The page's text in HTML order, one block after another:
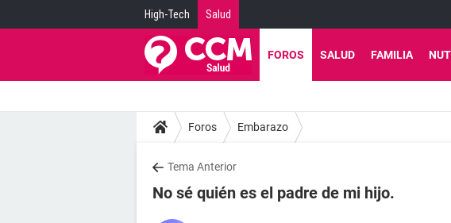
High-Tech Salud
FOROS SALUD FAMILIA
Foros Embarazo
Tema Anterior
No sé quién es el padre de mi hijo.